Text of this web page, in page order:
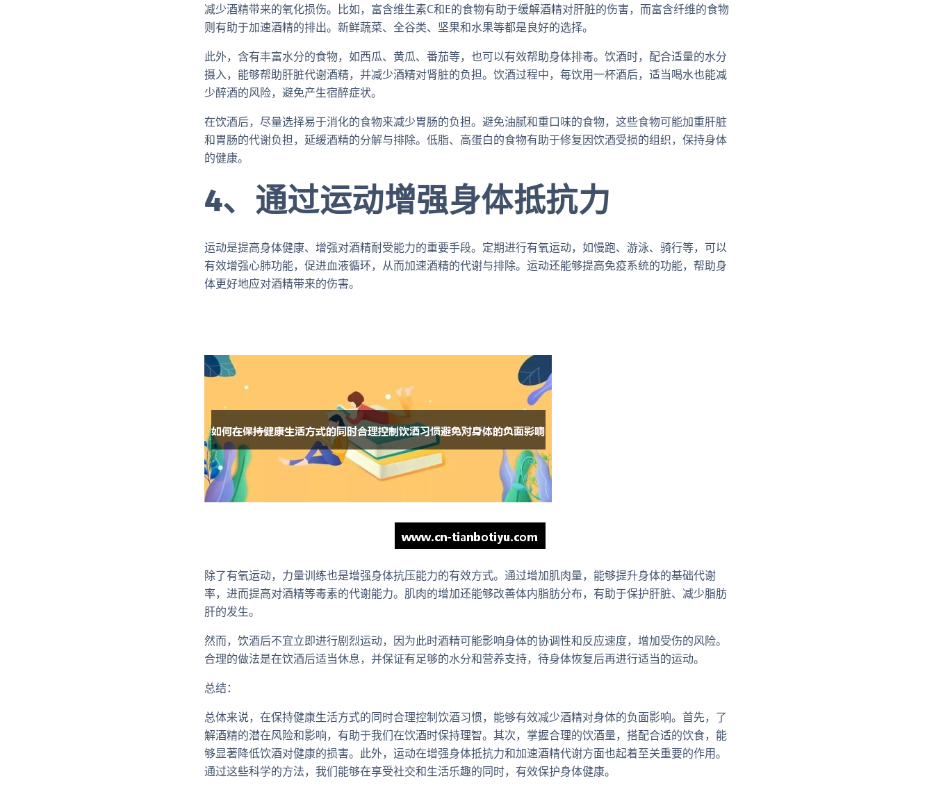
减少酒精带来的氧化损伤。比如，富含维生素C和E的食物有助于缓解酒精对肝脏的伤害，而富含纤维的食物
则有助于加速酒精的排出。新鲜蔬菜、全谷类、坚果和水果等都是良好的选择。
此外，含有丰富水分的食物，如西瓜、黄瓜、番茄等，也可以有效帮助身体排毒。饮酒时，配合适量的水分
摄入，能够帮助肝脏代谢酒精，并减少酒精对肾脏的负担。饮酒过程中，每饮用一杯酒后，适当喝水也能减
少醉酒的风险，避免产生宿醉症状。
在饮酒后，尽量选择易于消化的食物来减少胃肠的负担。避免油腻和重口味的食物，这些食物可能加重肝脏
和胃肠的代谢负担，延缓酒精的分解与排除。低脂、高蛋白的食物有助于修复因饮酒受损的组织，保持身体
的健康。
4、通过运动增强身体抵抗力
运动是提高身体健康、增强对酒精耐受能力的重要手段。定期进行有氧运动，如慢跑、游泳、骑行等，可以
有效增强心肺功能，促进血液循环，从而加速酒精的代谢与排除。运动还能够提高免疫系统的功能，帮助身
体更好地应对酒精带来的伤害。
除了有氧运动，力量训练也是增强身体抗压能力的有效方式。通过增加肌肉量，能够提升身体的基础代谢
率，进而提高对酒精等毒素的代谢能力。肌肉的增加还能够改善体内脂肪分布，有助于保护肝脏、减少脂肪
肝的发生。
然而，饮酒后不宜立即进行剧烈运动，因为此时酒精可能影响身体的协调性和反应速度，增加受伤的风险。
合理的做法是在饮酒后适当休息，并保证有足够的水分和营养支持，待身体恢复后再进行适当的运动。
总结：
总体来说，在保持健康生活方式的同时合理控制饮酒习惯，能够有效减少酒精对身体的负面影响。首先，了
解酒精的潜在风险和影响，有助于我们在饮酒时保持理智。其次，掌握合理的饮酒量，搭配合适的饮食，能
够显著降低饮酒对健康的损害。此外，运动在增强身体抵抗力和加速酒精代谢方面也起着至关重要的作用。
通过这些科学的方法，我们能够在享受社交和生活乐趣的同时，有效保护身体健康。